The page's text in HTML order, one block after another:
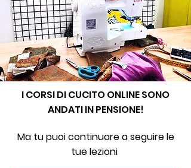
I CORSI DI CUCITO ONLINE SONO
ANDATI IN PENSIONE!
Ma tu puoi continuare a seguire le
tue lezioni